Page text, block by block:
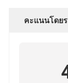
คะแนนโดย